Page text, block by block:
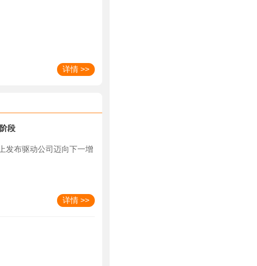
详情 >>
段
发布驱动公司迈向下一增
详情 >>